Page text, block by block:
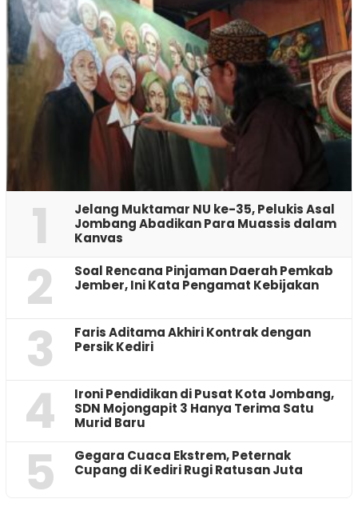
1
Jelang Muktamar NU ke-35, Pelukis Asal
Jombang Abadikan Para Muassis dalam
Kanvas
2
‎Soal Rencana Pinjaman Daerah Pemkab
Jember, Ini Kata Pengamat Kebijakan ‎
3
Faris Aditama Akhiri Kontrak dengan
Persik Kediri
4
Ironi Pendidikan di Pusat Kota Jombang,
SDN Mojongapit 3 Hanya Terima Satu
Murid Baru
5
‎Gegara Cuaca Ekstrem, Peternak
Cupang di Kediri Rugi Ratusan Juta